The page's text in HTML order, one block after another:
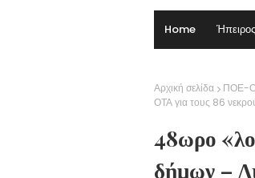
Home Ήπειρος
Αρχική σελίδα ΠΟΕ-
ΟΤΑ για τους 86
48ωρο
δήμων –